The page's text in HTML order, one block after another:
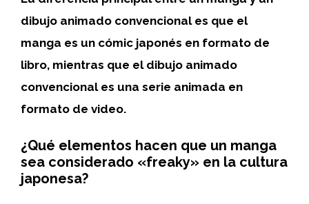
dibujo animado convencional es que el
manga es un cómic japonés en formato de
libro, mientras que el dibujo animado
convencional es una serie animada en
formato de video.
¿Qué elementos hacen que un manga
sea considerado «freaky» en la cultura
japonesa?